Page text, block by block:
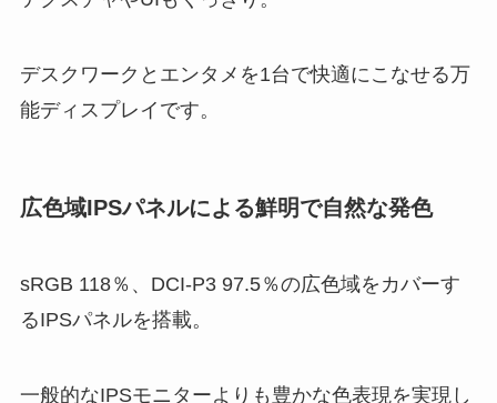
デスクワークとエンタメを1台で快適にこなせる万
能ディスプレイです。
広色域IPSパネルによる鮮明で自然な発色
sRGB 118％、DCI-P3 97.5％の広色域をカバーす
るIPSパネルを搭載。
一般的なIPSモニターよりも豊かな色表現を実現し